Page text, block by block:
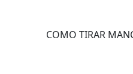
COMO TIRAR